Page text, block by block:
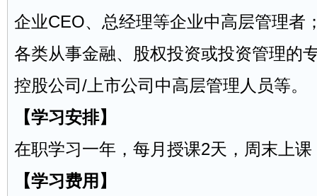
企业CEO、总经理等企业中高层管理者
各类从事金融、股权投资或投资管理的
控股公司/上市公司中高层管理人员等。
【学习安排】
在职学习一年，每月授课2天，周末上
【学习费用】